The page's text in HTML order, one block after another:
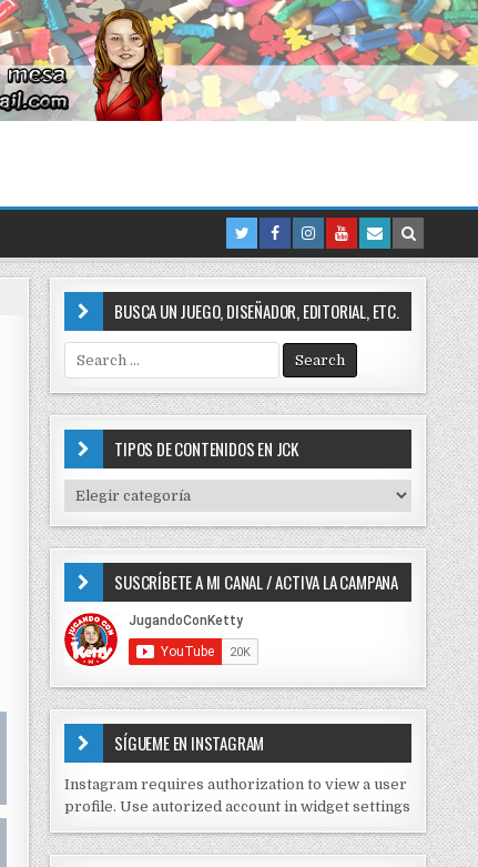
BUSCA UN JUEGO, DISEÑADOR, EDITORIAL, ETC.
e
a
r
o
r
:
TIPOS DE CONTENIDOS EN JCK
I
P
D
E
C
N
T
I
D
S
SUSCRÍBETE A MI CANAL / ACTIVA LA CAMPANA
SÍGUEME EN INSTAGRAM
Instagram requires authorization to view a user
profile. Use autorized account in widget settings